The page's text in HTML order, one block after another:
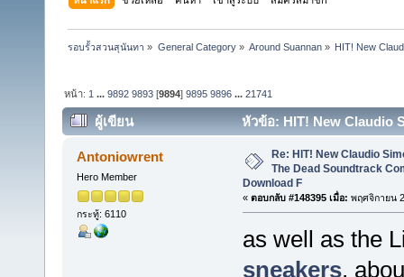
รอบรั้วสวนสุนันทา » General Category» Around Suannan» HIT! New
หน้า: 1 ...9892 9893 [9894]9895 9896 ...21741
ผู้เขียน
หัวข้อ: HIT! New Claudio
Poster Download Full (อ่าน 6867826 ครั้ง)
Antoniowrent
Hero Member
กระทู้: 6110
Re: HIT! New Claudio
The Dead Soundtrack
Download F
« ตอบกลับ #148395 เมื่อ: พฤศจิกายน
as well as the
sneakers,